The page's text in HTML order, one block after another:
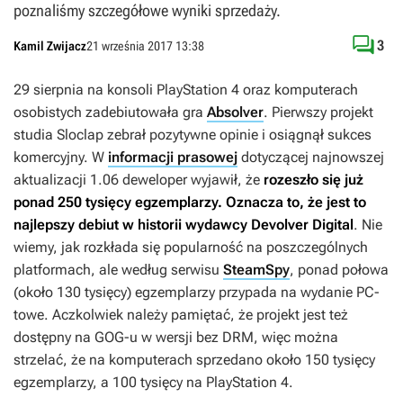
poznaliśmy szczegółowe wyniki sprzedaży.
Kamil Zwijacz21 września 2017 13:38 3
29 sierpnia na konsoli PlayStation 4 oraz komputerach
osobistych zadebiutowała gra Absolver. Pierwszy projekt
studia Sloclap zebrał pozytywne opinie i osiągnął sukces
komercyjny. W informacji prasowej dotyczącej najnowszej
aktualizacji 1.06 deweloper wyjawił, że rozeszło się już
ponad 250 tysięcy egzemplarzy. Oznacza to, że jest to
najlepszy debiut w historii wydawcy Devolver Digital. Nie
wiemy, jak rozkłada się popularność na poszczególnych
platformach, ale według serwisu SteamSpy, ponad połowa
(około 130 tysięcy) egzemplarzy przypada na wydanie PC-
towe. Aczkolwiek należy pamiętać, że projekt jest też
dostępny na GOG-u w wersji bez DRM, więc można
strzelać, że na komputerach sprzedano około 150 tysięcy
egzemplarzy, a 100 tysięcy na PlayStation 4.